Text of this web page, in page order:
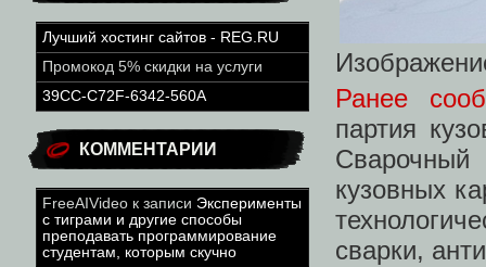
Лучший хостинг сайтов - REG.RU
Промокод 5% скидки на услуги
39CC-C72F-6342-560A
КОММЕНТАРИИ
FreeAIVideo к записи Эксперименты
с тиграми и другие способы
преподавать программирование
студентам, которым скучно
Ранее
партия
кузовных
сварки,